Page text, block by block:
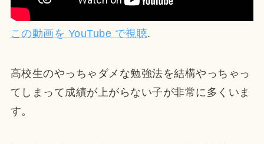
この動画を YouTube で視聴.
高校生のやっちゃダメな勉強法を結構やっちゃっ
てしまって成績が上がらない子が非常に多くいま
す。